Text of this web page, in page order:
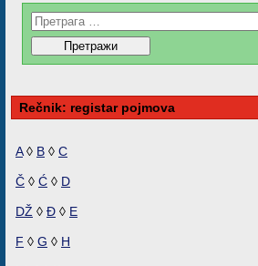
Rečnik: registar pojmova
A◊ B ◊ C
Č ◊ Ć ◊ D
DŽ ◊ Đ ◊ E
F ◊ G ◊ H